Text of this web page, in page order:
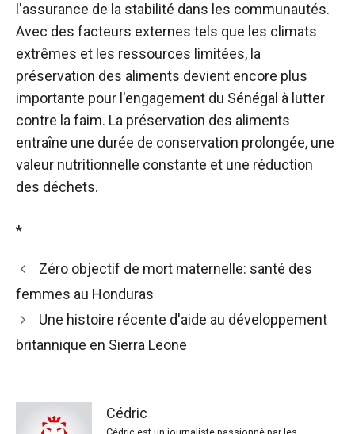
l'assurance de la stabilité dans les communautés.
Avec des facteurs externes tels que les climats
extrêmes et les ressources limitées, la
préservation des aliments devient encore plus
importante pour l'engagement du Sénégal à lutter
contre la faim. La préservation des aliments
entraîne une durée de conservation prolongée, une
valeur nutritionnelle constante et une réduction
des déchets.
*
Zéro objectif de mort maternelle: santé des
femmes au Honduras
Une histoire récente d'aide au développement
britannique en Sierra Leone
Cédric